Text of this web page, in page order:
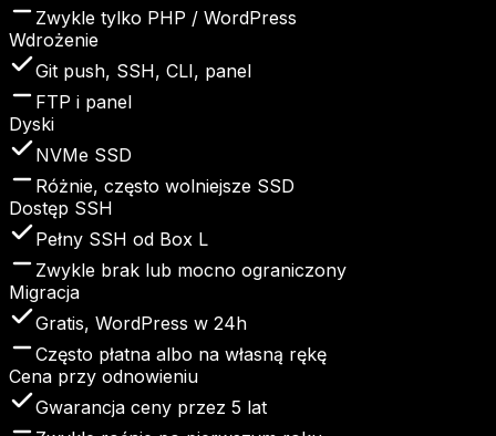
Zwykle tylko PHP / WordPress
Wdrożenie
Git push, SSH, CLI, panel
FTP i panel
Dyski
NVMe SSD
Różnie, często wolniejsze SSD
Dostęp SSH
Pełny SSH od Box L
Zwykle brak lub mocno ograniczony
Migracja
Gratis, WordPress w 24h
Często płatna albo na własną rękę
Cena przy odnowieniu
Gwarancja ceny przez 5 lat